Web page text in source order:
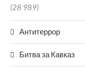
(28 989)
Антитеррор
Битва за Кавказ